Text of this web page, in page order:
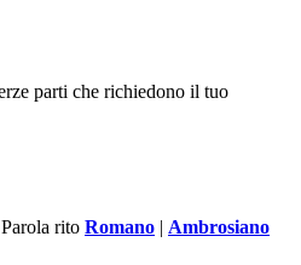
parti che richiedono il tuo
Parola rito Romano | Ambrosiano